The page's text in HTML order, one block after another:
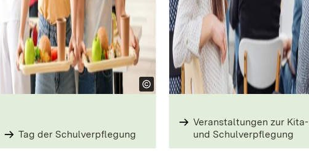
Tag der ­Schulverpflegung
Veranstaltungen zur ­Kita-
und ­Schulverpflegung